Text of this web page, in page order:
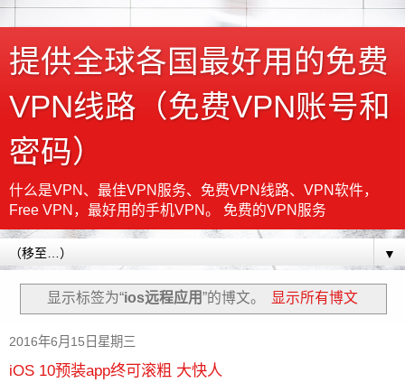
提供全球各国最好用的免费
VPN线路（免费VPN账号和
密码）
什么是VPN、最佳VPN服务、免费VPN线路、VPN软件，
Free VPN，最好用的手机VPN。 免费的VPN服务
▼
显示标签为“ios远程应用”的博文。 显示所有博文
2016年6月15日星期三
iOS 10预装app终可滚粗 大快人